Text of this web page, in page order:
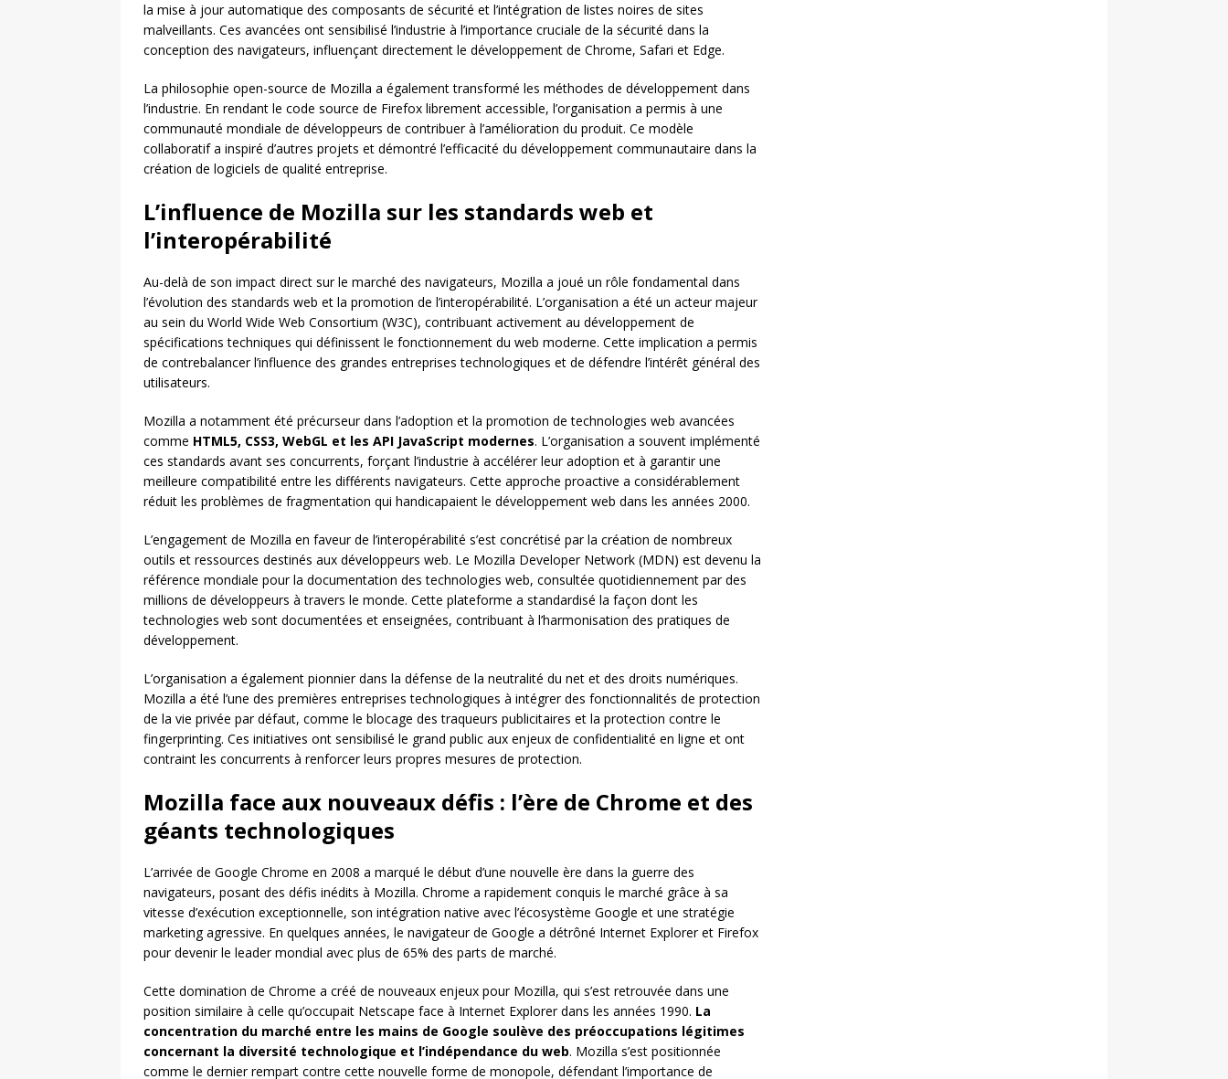
la mise à jour automatique des composants de sécurité et l’intégration de listes noires de sites
malveillants. Ces avancées ont sensibilisé l’industrie à l’importance cruciale de la sécurité dans la
conception des navigateurs, influençant directement le développement de Chrome, Safari et Edge.
La philosophie open-source de Mozilla a également transformé les méthodes de développement dans
l’industrie. En rendant le code source de Firefox librement accessible, l’organisation a permis à une
communauté mondiale de développeurs de contribuer à l’amélioration du produit. Ce modèle
collaboratif a inspiré d’autres projets et démontré l’efficacité du développement communautaire dans la
création de logiciels de qualité entreprise.
L’influence de Mozilla sur les standards web et
l’interopérabilité
Au-delà de son impact direct sur le marché des navigateurs, Mozilla a joué un rôle fondamental dans
l’évolution des standards web et la promotion de l’interopérabilité. L’organisation a été un acteur majeur
au sein du World Wide Web Consortium (W3C), contribuant activement au développement de
spécifications techniques qui définissent le fonctionnement du web moderne. Cette implication a permis
de contrebalancer l’influence des grandes entreprises technologiques et de défendre l’intérêt général des
utilisateurs.
Mozilla a notamment été précurseur dans l’adoption et la promotion de technologies web avancées
comme HTML5, CSS3, WebGL et les API JavaScript modernes. L’organisation a souvent implémenté
ces standards avant ses concurrents, forçant l’industrie à accélérer leur adoption et à garantir une
meilleure compatibilité entre les différents navigateurs. Cette approche proactive a considérablement
réduit les problèmes de fragmentation qui handicapaient le développement web dans les années 2000.
L’engagement de Mozilla en faveur de l’interopérabilité s’est concrétisé par la création de nombreux
outils et ressources destinés aux développeurs web. Le Mozilla Developer Network (MDN) est devenu la
référence mondiale pour la documentation des technologies web, consultée quotidiennement par des
millions de développeurs à travers le monde. Cette plateforme a standardisé la façon dont les
technologies web sont documentées et enseignées, contribuant à l’harmonisation des pratiques de
développement.
L’organisation a également pionnier dans la défense de la neutralité du net et des droits numériques.
Mozilla a été l’une des premières entreprises technologiques à intégrer des fonctionnalités de protection
de la vie privée par défaut, comme le blocage des traqueurs publicitaires et la protection contre le
fingerprinting. Ces initiatives ont sensibilisé le grand public aux enjeux de confidentialité en ligne et ont
contraint les concurrents à renforcer leurs propres mesures de protection.
Mozilla face aux nouveaux défis : l’ère de Chrome et des
géants technologiques
L’arrivée de Google Chrome en 2008 a marqué le début d’une nouvelle ère dans la guerre des
navigateurs, posant des défis inédits à Mozilla. Chrome a rapidement conquis le marché grâce à sa
vitesse d’exécution exceptionnelle, son intégration native avec l’écosystème Google et une stratégie
marketing agressive. En quelques années, le navigateur de Google a détrôné Internet Explorer et Firefox
pour devenir le leader mondial avec plus de 65% des parts de marché.
Cette domination de Chrome a créé de nouveaux enjeux pour Mozilla, qui s’est retrouvée dans une
position similaire à celle qu’occupait Netscape face à Internet Explorer dans les années 1990. La
concentration du marché entre les mains de Google soulève des préoccupations légitimes
concernant la diversité technologique et l’indépendance du web. Mozilla s’est positionnée
comme le dernier rempart contre cette nouvelle forme de monopole, défendant l’importance de